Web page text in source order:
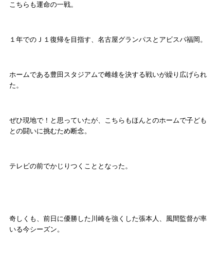
こちらも運命の一戦。
１年でのＪ１復帰を目指す、名古屋グランパスとアビスパ福岡。
ホームである豊田スタジアムで雌雄を決する戦いが繰り広げられ
た。
ぜひ現地で！と思っていたが、こちらもほんとのホームで子ども
との闘いに挑むため断念。
テレビの前でかじりつくこととなった。
奇しくも、前日に優勝した川崎を強くした張本人、風間監督が率
いる今シーズン。